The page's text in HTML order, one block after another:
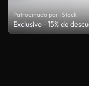
Patrocinado por iStock
Exclusivo - 15% de